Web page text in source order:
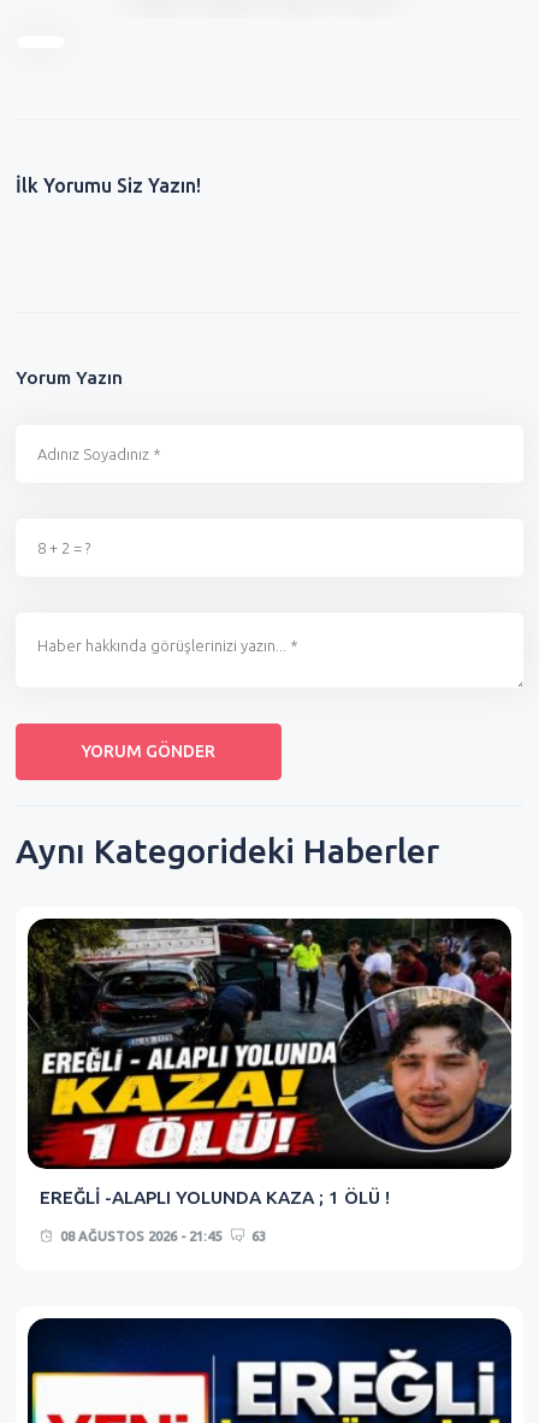
İlk Yorumu Siz Yazın!
Yorum Yazın
Aynı Kategorideki Haberler
EREĞLİ -ALAPLI YOLUNDA KAZA ; 1 ÖLÜ !
08 AĞUSTOS 2026 - 21:45 63